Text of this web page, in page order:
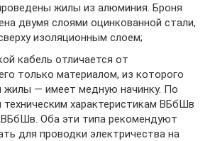
жилы из алюминия. Броня
двумя слоями оцинкованной стали,
изоляционным слоем;
кабель отличается от
только материалом, из которого
жилы — имеет медную начинку. По
характеристикам ВБбШв
Оба эти типа рекомендуют
для проводки электричества на